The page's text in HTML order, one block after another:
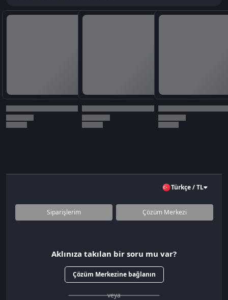
Türkçe / TL
Siparişlerim Çözüm Merkezi
Aklınıza takılan bir soru mu var?
Çözüm Merkezine bağlanın
veya